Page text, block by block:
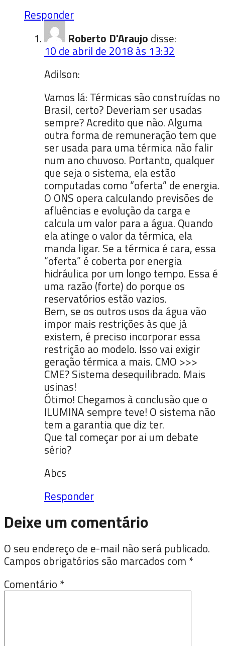
Responder
Roberto D'Araujo disse:
10 de abril de 2018 às 13:32
Adilson:
Vamos lá: Térmicas são construídas no
Brasil, certo? Deveriam ser usadas
sempre? Acredito que não. Alguma
outra forma de remuneração tem que
ser usada para uma térmica não falir
num ano chuvoso. Portanto, qualquer
que seja o sistema, ela estão
computadas como “oferta” de energia.
O ONS opera calculando previsões de
afluências e evolução da carga e
calcula um valor para a água. Quando
ela atinge o valor da térmica, ela
manda ligar. Se a térmica é cara, essa
“oferta” é coberta por energia
hidráulica por um longo tempo. Essa é
uma razão (forte) do porque os
reservatórios estão vazios.
Bem, se os outros usos da água vão
impor mais restrições às que já
existem, é preciso incorporar essa
restrição ao modelo. Isso vai exigir
geração térmica a mais. CMO >>>
CME? Sistema desequilibrado. Mais
usinas!
Ótimo! Chegamos à conclusão que o
ILUMINA sempre teve! O sistema não
tem a garantia que diz ter.
Que tal começar por ai um debate
sério?
Abcs
Responder
Deixe um comentário
O seu endereço de e-mail não será publicado.
Campos obrigatórios são marcados com *
Comentário *